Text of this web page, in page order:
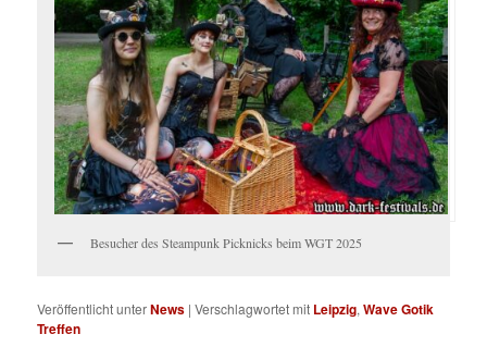
Besucher des Steampunk Picknicks beim WGT 2025
Veröffentlicht unterNews |Verschlagwortet mit Leipzig,Wave Gotik
Treffen